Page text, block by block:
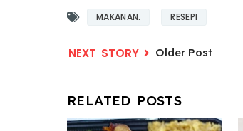
MAKANAN. RESEPI
Older Post